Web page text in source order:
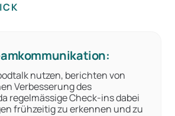
nutzen, berichten von
Verbesserung des
regelmässige Check-ins dabei
frühzeitig zu erkennen und zu